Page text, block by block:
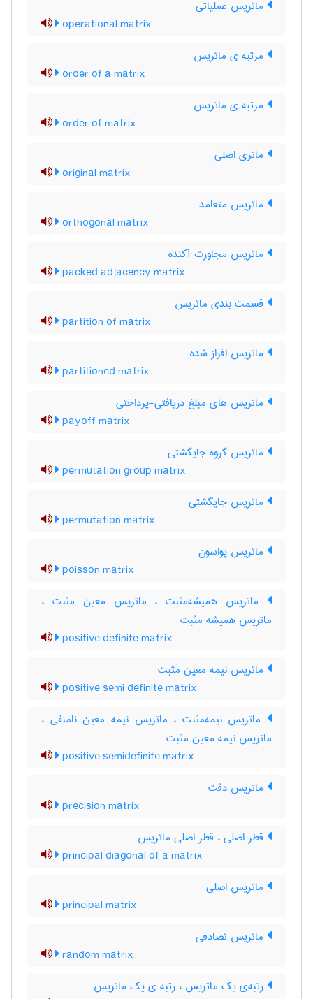
ماتریس عملیاتی
operational matrix
مرتبه ی ماتریس
order of a matrix
مرتبه ی ماتریس
order of matrix
ماتری اصلی
original matrix
ماتریس متعامد
orthogonal matrix
ماتریس مجاورت آکنده
packed adjacency matrix
قسمت بندی ماتریس
partition of matrix
ماتریس افراز شده
partitioned matrix
ماتریس های مبلغ دریافتی-پرداختی
payoff matrix
ماتریس گروه جایگشتی
permutation group matrix
ماتریس جایگشتی
permutation matrix
ماتریس پواسون
poisson matrix
ماتریس همیشه‌مثبت ، ماتریس معین مثبت ،
ماتریس همیشه مثبت
positive definite matrix
ماتریس نیمه معین مثبت
positive semi definite matrix
ماتریس نیمه‌مثبت ، ماتریس نیمه معین نامنفی ،
ماتریس نیمه معین مثبت
positive semidefinite matrix
ماتریس دقت
precision matrix
قطر اصلی ، قطر اصلی ماتریس
principal diagonal of a matrix
ماتریس اصلی
principal matrix
ماتریس تصادفی
random matrix
رتبه‌ی یک ماتریس ، رتبه ی یک ماتریس